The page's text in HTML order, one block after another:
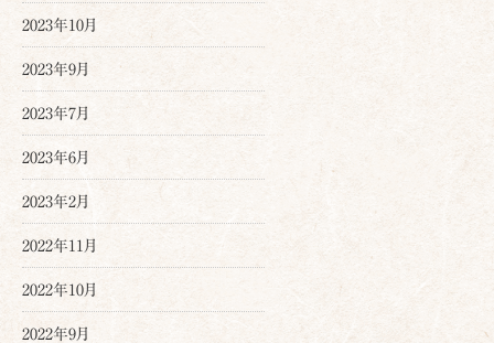
2023年10月
2023年9月
2023年7月
2023年6月
2023年2月
2022年11月
2022年10月
2022年9月